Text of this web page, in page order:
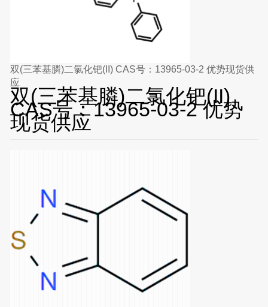
双(三苯基膦)二氯化钯(II) CAS号：13965-03-2 优势现货供
应
双(三苯基膦)二氯化钯(II)
CAS号：13965-03-2 优势
现货供应